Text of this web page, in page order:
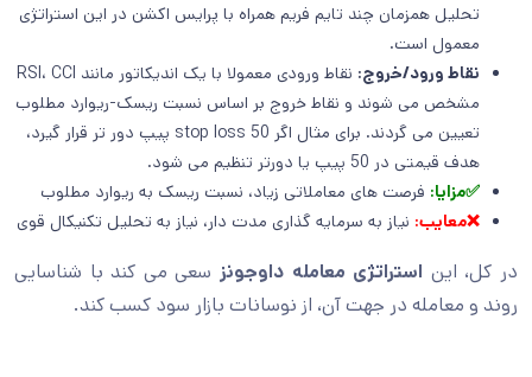
تحلیل همزمان چند تایم فریم همراه با پرایس اکشن در این استراتژی
معمول است.
نقاط ورود/خروج:
نقاط ورودی معمولا با یک اندیکاتور مانند RSI، CCI
مشخص می شوند و نقاط خروج بر اساس نسبت ریسک-ریوارد مطلوب
تعیین می گردند. برای مثال اگر stop loss 50 پیپ دور تر قرار گیرد،
هدف قیمتی در 50 پیپ یا دورتر تنظیم می شود.
✅مزایا: فرصت های معاملاتی زیاد، نسبت ریسک به ریوارد مطلوب
❌معایب: نیاز به سرمایه گذاری مدت دار، نیاز به تحلیل تکنیکال قوی
در کل، این استراتژی معامله داوجونز سعی می کند با شناسایی
روند و معامله در جهت آن، از نوسانات بازار سود کسب کند.